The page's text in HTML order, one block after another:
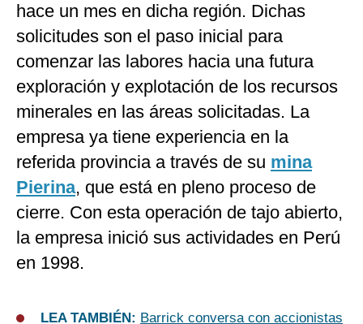
hace un mes en dicha región. Dichas
solicitudes son el paso inicial para
comenzar las labores hacia una futura
exploración y explotación de los recursos
minerales en las áreas solicitadas. La
empresa ya tiene experiencia en la
referida provincia a través de su mina
Pierina, que está en pleno proceso de
cierre. Con esta operación de tajo abierto,
la empresa inició sus actividades en Perú
en 1998.
LEA TAMBIÉN: Barrick conversa con accionistas